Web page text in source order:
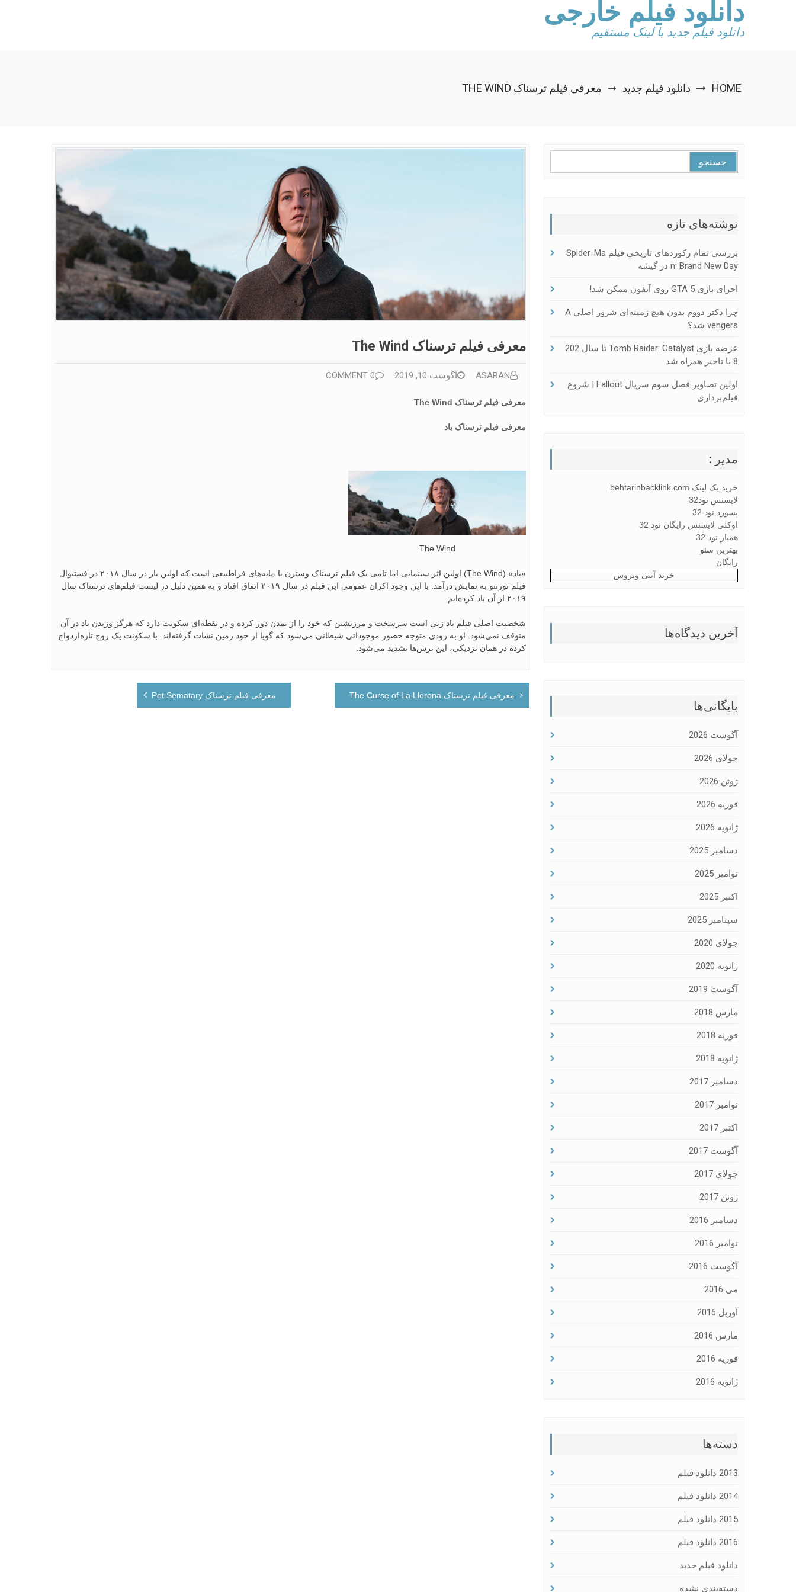
دانلود فیلم خارجی
دانلود فیلم جدید با لینک مستقیم
HOME دانلود فیلم جدید ➞ معرفی فیلم ترسناک THE WIND
معرفی فیلم ترسناک The Wind
ASARAN آگوست 10, 2019 0 COMMENT
معرفی فیلم ترسناک The Wind
معرفی فیلم ترسناک باد
The Wind
«باد» (The Wind) اولین اثر سینمایی اما تامی یک فیلم ترسناک وسترن با مایه‌های فراطبیعی است که اولین بار در سال ۲۰۱۸ در فستیوال
فیلم تورنتو به نمایش درآمد. با این وجود اکران عمومی این فیلم در سال ۲۰۱۹ اتفاق افتاد و به همین دلیل در لیست فیلم‌های ترسناک سال
۲۰۱۹ از آن یاد کرده‌ایم.
شخصیت اصلی فیلم باد زنی است سرسخت و مرزنشین که خود را از تمدن دور کرده و در نقطه‌ای سکونت دارد که هرگز وزیدن باد در آن
متوقف نمی‌شود. او به زودی متوجه حضور موجوداتی شیطانی می‌شود که گویا از خود زمین نشات گرفته‌اند. با سکونت یک زوج تازه‌ازدواج
کرده در همان نزدیکی، این ترس‌ها تشدید می‌شود.
راهبری
نوشته
معرفی فیلم ترسناک Pet Sematary معرفی فیلم ترسناک The Curse of La Llorona
برای:
نوشته‌های تازه
بررسی تمام رکوردهای تاریخی فیلم Spider-Ma
N: Brand New Day در گیشه
اجرای بازی GTA 5 روی آیفون ممکن شد!
چرا دکتر دووم بدون هیچ زمینه‌ای شرور اصلی A
Vengers شد؟
عرضه بازی Tomb Raider: Catalyst تا سال 202
8 با تاخیر همراه شد
اولین تصاویر فصل سوم سریال Fallout | شروع
فیلم‌برداری
مدیر :
خرید بک لینک behtarinbacklink.com
لایسنس نود32
پسورد نود 32
اوکلی لایسنس رایگان نود 32
همیار نود 32
بهترین سئو
رایگان
خرید آنتی ویروس
آخرین دیدگاه‌ها
بایگانی‌ها
آگوست 2026
جولای 2026
ژوئن 2026
فوریه 2026
ژانویه 2026
دسامبر 2025
نوامبر 2025
اکتبر 2025
سپتامبر 2025
جولای 2020
ژانویه 2020
آگوست 2019
مارس 2018
فوریه 2018
ژانویه 2018
دسامبر 2017
نوامبر 2017
اکتبر 2017
آگوست 2017
جولای 2017
ژوئن 2017
دسامبر 2016
نوامبر 2016
آگوست 2016
می 2016
آوریل 2016
مارس 2016
فوریه 2016
ژانویه 2016
دسته‌ها
2013 دانلود فیلم
2014 دانلود فیلم
2015 دانلود فیلم
2016 دانلود فیلم
دانلود فیلم جدید
دسته‌بندی نشده